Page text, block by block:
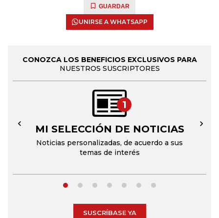
GUARDAR
UNIRSE A WHATSAPP
CONOZCA LOS BENEFICIOS EXCLUSIVOS PARA
NUESTROS SUSCRIPTORES
1
MI SELECCIÓN DE NOTICIAS
Noticias personalizadas, de acuerdo a sus
temas de interés
← →
SUSCRÍBASE YA